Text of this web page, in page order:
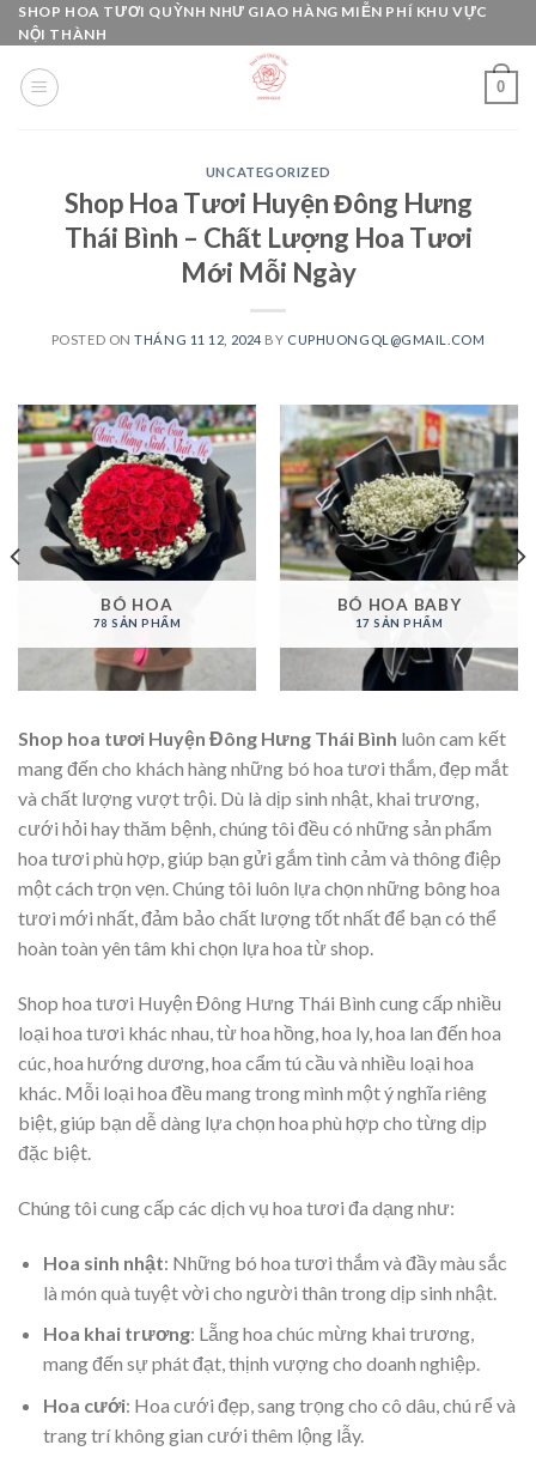
Skip
to
content
SHOP HOA TƯƠI QUỲNH NHƯ GIAO HÀNG MIỄN PHÍ KHU VỰC
NỘI THÀNH
0
UNCATEGORIZED
Shop Hoa Tươi Huyện Đông Hưng
Thái Bình – Chất Lượng Hoa Tươi
Mới Mỗi Ngày
POSTED ONTHÁNG 11 12, 2024 BY CUPHUONGQL@GMAIL.COM
BÓ HOA
78 SẢN PHẨM
BÓ HOA BABY
17 SẢN PHẨM
Shop hoa tươi Huyện Đông Hưng Thái Bình luôn cam kết
mang đến cho khách hàng những bó hoa tươi thắm, đẹp mắt
và chất lượng vượt trội. Dù là dịp sinh nhật, khai trương,
cưới hỏi hay thăm bệnh, chúng tôi đều có những sản phẩm
hoa tươi phù hợp, giúp bạn gửi gắm tình cảm và thông điệp
một cách trọn vẹn. Chúng tôi luôn lựa chọn những bông hoa
tươi mới nhất, đảm bảo chất lượng tốt nhất để bạn có thể
hoàn toàn yên tâm khi chọn lựa hoa từ shop.
Shop hoa tươi Huyện Đông Hưng Thái Bình cung cấp nhiều
loại hoa tươi khác nhau, từ hoa hồng, hoa ly, hoa lan đến hoa
cúc, hoa hướng dương, hoa cẩm tú cầu và nhiều loại hoa
khác. Mỗi loại hoa đều mang trong mình một ý nghĩa riêng
biệt, giúp bạn dễ dàng lựa chọn hoa phù hợp cho từng dịp
đặc biệt.
Chúng tôi cung cấp các dịch vụ hoa tươi đa dạng như:
Hoa sinh nhật: Những bó hoa tươi thắm và đầy màu sắc
là món quà tuyệt vời cho người thân trong dịp sinh nhật.
Hoa khai trương: Lẵng hoa chúc mừng khai trương,
mang đến sự phát đạt, thịnh vượng cho doanh nghiệp.
Hoa cưới: Hoa cưới đẹp, sang trọng cho cô dâu, chú rể và
trang trí không gian cưới thêm lộng lẫy.